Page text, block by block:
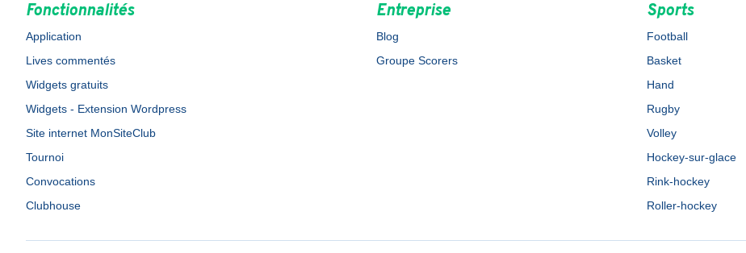
Fonctionnalités
Application
Lives commentés
Widgets gratuits
Widgets - Extension Wordpress
Site internet MonSiteClub
Tournoi
Convocations
Clubhouse
Entreprise
Blog
Groupe Scorers
Sports
Football
Basket
Hand
Rugby
Volley
Hockey-sur-glace
Rink-hockey
Roller-hockey